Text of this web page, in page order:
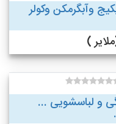
وآبگرمکن وکولر
و لباسشویی ...